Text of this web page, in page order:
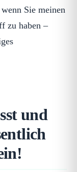
Sie meinen
zu haben –
und